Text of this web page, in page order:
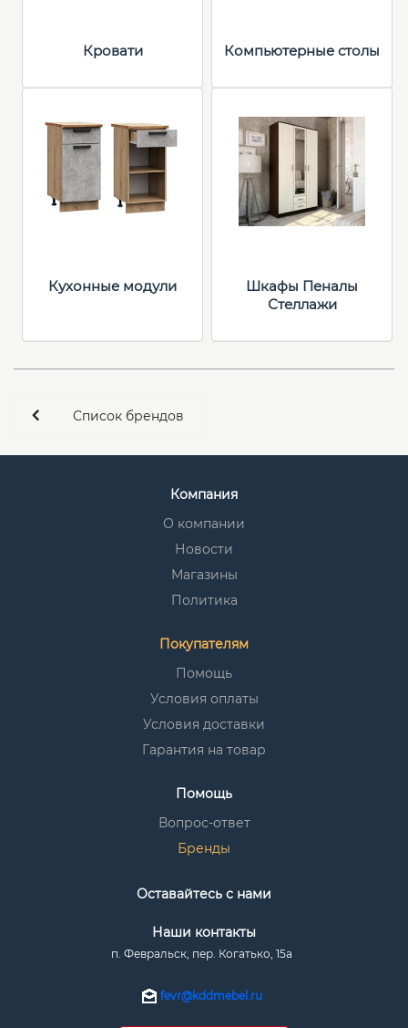
Кровати Компьютерные столы
Кухонные модули
Шкафы Пеналы
Стеллажи
Список брендов
Компания
О компании
Новости
Магазины
Политика
Покупателям
Помощь
Условия оплаты
Условия доставки
Гарантия на товар
Помощь
Вопрос-ответ
Бренды
Оставайтесь с нами
Наши контакты
п. Февральск, пер. Когатько, 15а
fevr@kddmebel.ru